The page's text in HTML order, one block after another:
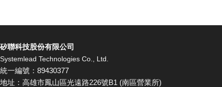
矽聯科技股份有限公司
Systemlead Technologies Co., Ltd.
統一編號：89430377
地址：高雄市鳳山區光遠路226號B1 (南區營業所)